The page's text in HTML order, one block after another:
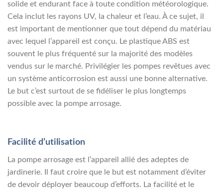
solide et endurant face à toute condition météorologique.
Cela inclut les rayons UV, la chaleur et l’eau. À ce sujet, il
est important de mentionner que tout dépend du matériau
avec lequel l’appareil est conçu. Le plastique ABS est
souvent le plus fréquenté sur la majorité des modèles
vendus sur le marché. Privilégier les pompes revêtues avec
un système anticorrosion est aussi une bonne alternative.
Le but c’est surtout de se fidéliser le plus longtemps
possible avec la pompe arrosage.
Facilité d’utilisation
La pompe arrosage est l’appareil allié des adeptes de
jardinerie. Il faut croire que le but est notamment d’éviter
de devoir déployer beaucoup d’efforts. La facilité et le